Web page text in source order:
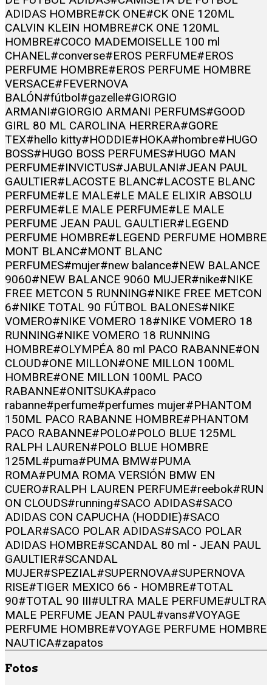
ADIDAS HOMBRE#CK ONE#CK ONE 120ML
CALVIN KLEIN HOMBRE#CK ONE 120ML
HOMBRE#COCO MADEMOISELLE 100 ml
CHANEL#converse#EROS PERFUME#EROS
PERFUME HOMBRE#EROS PERFUME HOMBRE
VERSACE#FEVERNOVA
BALÓN#fútbol#gazelle#GIORGIO
ARMANI#GIORGIO ARMANI PERFUMS#GOOD
GIRL 80 ML CAROLINA HERRERA#GORE
TEX#hello kitty#HODDIE#HOKA#hombre#HUGO
BOSS#HUGO BOSS PERFUMES#HUGO MAN
PERFUME#INVICTUS#JABULANI#JEAN PAUL
GAULTIER#LACOSTE BLANC#LACOSTE BLANC
PERFUME#LE MALE#LE MALE ELIXIR ABSOLU
PERFUME#LE MALE PERFUME#LE MALE
PERFUME JEAN PAUL GAULTIER#LEGEND
PERFUME HOMBRE#LEGEND PERFUME HOMBRE
MONT BLANC#MONT BLANC
PERFUMES#mujer#new balance#NEW BALANCE
9060#NEW BALANCE 9060 MUJER#nike#NIKE
FREE METCON 5 RUNNING#NIKE FREE METCON
6#NIKE TOTAL 90 FÚTBOL BALONES#NIKE
VOMERO#NIKE VOMERO 18#NIKE VOMERO 18
RUNNING#NIKE VOMERO 18 RUNNING
HOMBRE#OLYMPÉA 80 ml PACO RABANNE#ON
CLOUD#ONE MILLON#ONE MILLON 100ML
HOMBRE#ONE MILLON 100ML PACO
RABANNE#ONITSUKA#paco
rabanne#perfume#perfumes mujer#PHANTOM
150ML PACO RABANNE HOMBRE#PHANTOM
PACO RABANNE#POLO#POLO BLUE 125ML
RALPH LAUREN#POLO BLUE HOMBRE
125ML#puma#PUMA BMW#PUMA
ROMA#PUMA ROMA VERSIÓN BMW EN
CUERO#RALPH LAUREN PERFUME#reebok#RUN
ON CLOUDS#running#SACO ADIDAS#SACO
ADIDAS CON CAPUCHA (HODDIE)#SACO
POLAR#SACO POLAR ADIDAS#SACO POLAR
ADIDAS HOMBRE#SCANDAL 80 ml - JEAN PAUL
GAULTIER#SCANDAL
MUJER#SPEZIAL#SUPERNOVA#SUPERNOVA
RISE#TIGER MEXICO 66 - HOMBRE#TOTAL
90#TOTAL 90 III#ULTRA MALE PERFUME#ULTRA
MALE PERFUME JEAN PAUL#vans#VOYAGE
PERFUME HOMBRE#VOYAGE PERFUME HOMBRE
NAUTICA#zapatos
Fotos